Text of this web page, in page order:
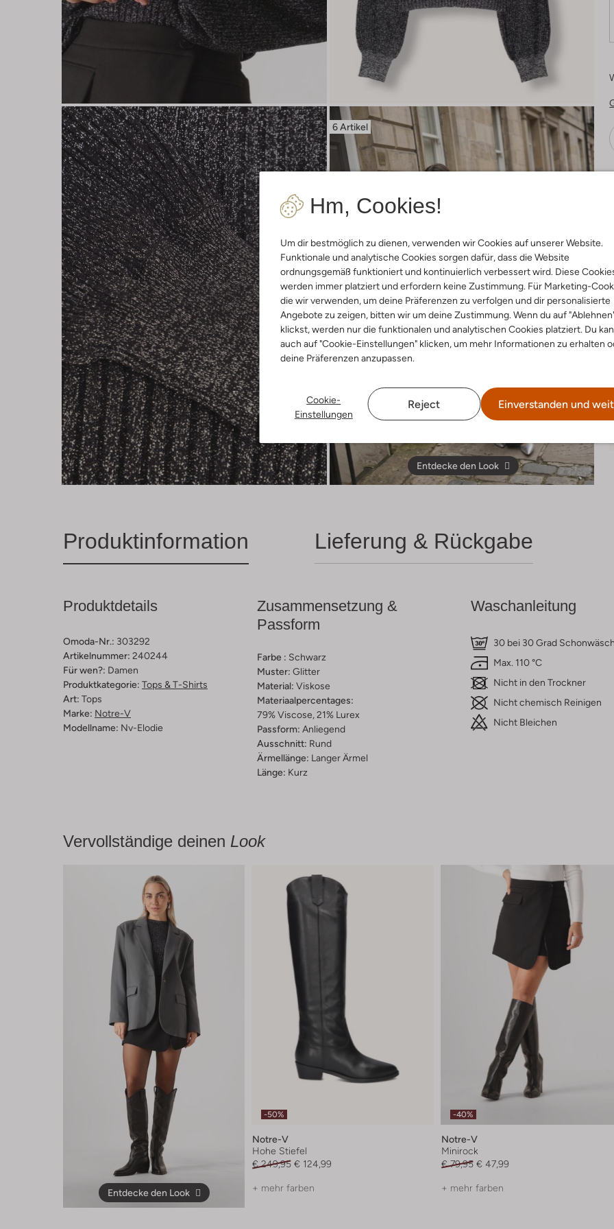
Hm, Cookies!
Um dir bestmöglich zu dienen, verwenden wir Cookies auf unserer Website.
Funktionale und analytische Cookies sorgen dafür, dass die Website
ordnungsgemäß funktioniert und kontinuierlich verbessert wird. Diese
werden immer platziert und erfordern keine Zustimmung. Für Marketing-
die wir verwenden, um deine Präferenzen zu verfolgen und dir personalisierte
Angebote zu zeigen, bitten wir um deine Zustimmung. Wenn du auf
klickst, werden nur die funktionalen und analytischen Cookies platziert. Du
auch auf "Cookie-Einstellungen" klicken, um mehr Informationen zu erhalten
deine Präferenzen anzupassen.
Cookie-
Einstellungen
Reject Einverstanden und
6 Artikel
Entdecke den Look
Produktinformation Lieferung & Rückgabe
Produktdetails
Omoda-Nr.: 303292
Artikelnummer: 240244
Für wen?: Damen
Produktkategorie: Tops & T-Shirts
Art: Tops
Marke: Notre-V
Modellname: Nv-Elodie
Zusammensetzung &
Passform
Farbe : Schwarz
Muster: Glitter
Material: Viskose
Materiaalpercentages:
79% Viscose, 21% Lurex
Passform: Anliegend
Ausschnitt: Rund
Ärmellänge: Langer Ärmel
Länge: Kurz
Waschanleitung
30 bei 30 Grad
Max. 110 °C
Nicht in den Trockner
Nicht chemisch Reinigen
Nicht Bleichen
Vervollständige deinen Look
Entdecke den Look
-50%
Notre-V
Hohe Stiefel
€ 249,95 € 124,99
+ mehr farben
-40%
Notre-V
Minirock
€ 79,95 € 47,99
+ mehr farben